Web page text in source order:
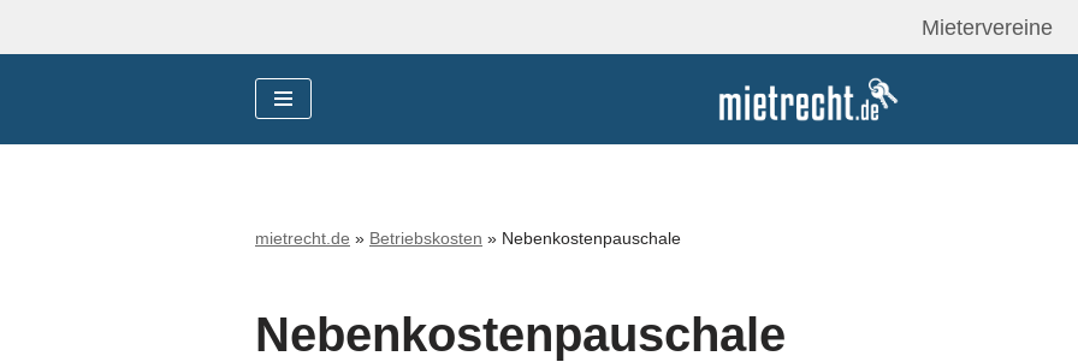
Mietervereine
mietrecht.de » Betriebskosten » Nebenkostenpauschale
Nebenkostenpauschale